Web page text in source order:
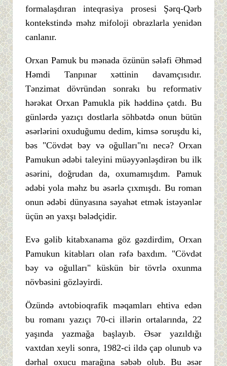
formalaşdıran inteqrasiya prosesi Şərq-Qərb
kontekstində məhz mifoloji obrazlarla yenidən
canlanır.
Orxan Pamuk bu mənada özünün sələfi Əhməd
Həmdi Tanpınar xəttinin davamçısıdır.
Tənzimat dövründən sonrakı bu reformativ
hərəkat Orxan Pamukla pik həddinə çatdı. Bu
günlərdə yazıçı dostlarla söhbətdə onun bütün
əsərlərini oxuduğumu dedim, kimsə soruşdu ki,
bəs "Cövdət bəy və oğulları"nı necə? Orxan
Pamukun ədəbi taleyini müəyyənləşdirən bu ilk
əsərini, doğrudan da, oxumamışdım. Pamuk
ədəbi yola məhz bu əsərlə çıxmışdı. Bu roman
onun ədəbi dünyasına səyahət etmək istəyənlər
üçün ən yaxşı bələdçidir.
Evə gəlib kitabxanama göz gəzdirdim, Orxan
Pamukun kitabları olan rəfə baxdım. "Cövdət
bəy və oğulları" küskün bir tövrlə oxunma
növbəsini gözləyirdi.
Özündə avtobioqrafik məqamları ehtiva edən
bu romanı yazıçı 70-ci illərin ortalarında, 22
yaşında yazmağa başlayıb. Əsər yazıldığı
vaxtdan xeyli sonra, 1982-ci ildə çap olunub və
dərhal oxucu marağına səbəb olub. Bu əsər